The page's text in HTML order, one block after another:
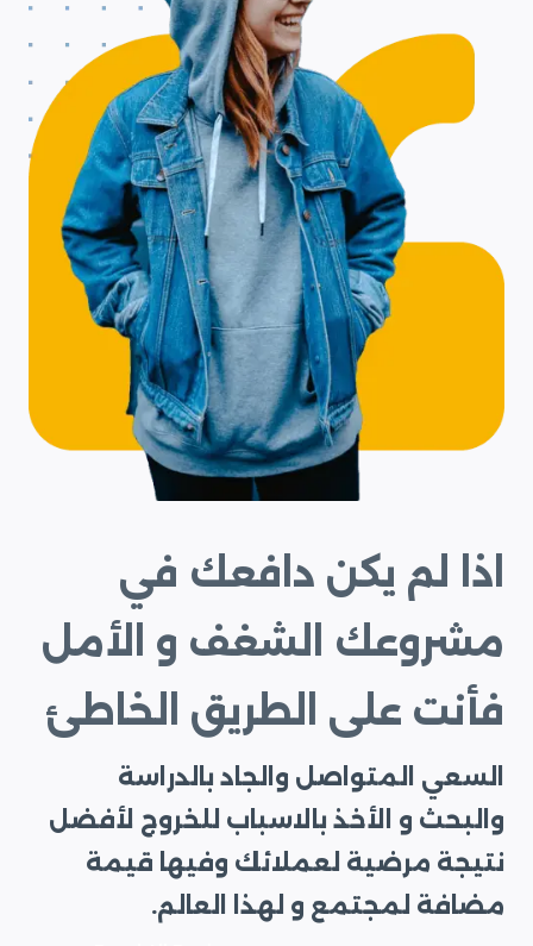
اذا لم يكن دافعك في
مشروعك الشغف و الأمل
فأنت على الطريق الخاطئ
السعي المتواصل والجاد بالدراسة
والبحث و الأخذ بالاسباب للخروج لأفضل
نتيجة مرضية لعملائك وفيها قيمة
مضافة لمجتمع و لهذا العالم.